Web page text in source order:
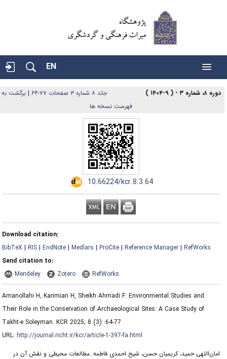
EN
دوره ۸، شماره ۳ - ( ۹-۱۴۰۴ ) جلد ۸ شماره ۳ صفحات ۷۷-۶۴ | برگشت به
فهرست نسخه ها
‎ ‌10.66224/kcr.8.3.64
Download citation:
BibTeX |RIS |EndNote |Medlars |ProCite |Reference Manager |RefWorks
Send citation to:
Mendeley
Zotero RefWorks
Amanollahi H, Karimian H, Sheikh Ahmadi F. Environmental Studies and
Their Role in the Conservation of Archaeological Sites: A Case Study of
Takht-e Soleyman. KCR 2025; 8 (3) :64-77
URL:http://journal.richt.ir/kcr/article-1-397-fa.html
امان‌اللهی حمید، کریمیان حسن، شیخ احمدی فاطمه. مطالعات محیطی و نقش آن در